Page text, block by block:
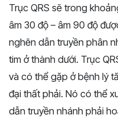
Trục QRS sẽ trong
âm 30 độ – âm 90 độ
nghẽn dẫn truyền phân
tim ở thành dưới. Trục
và có thể gặp ở bệnh lý
đại thất phải. Nó có thể
dẫn truyền nhánh phải